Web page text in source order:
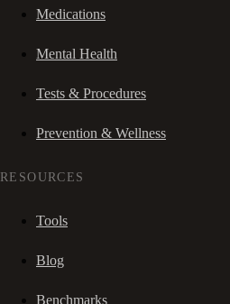
Medications
Mental Health
Tests & Procedures
Prevention & Wellness
RESOURCES
Tools
Blog
Benchmarks